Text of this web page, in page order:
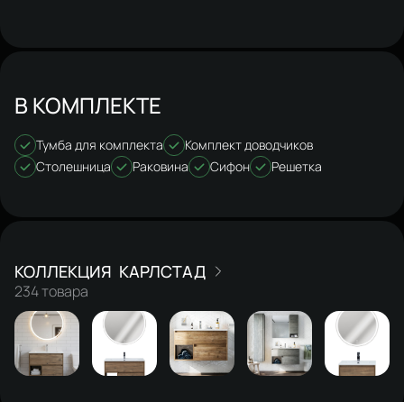
В КОМПЛЕКТЕ
Тумба для комплекта
Комплект доводчиков
Столешница
Раковина Сифон Решетка
КАРЛСТАД
234 товара